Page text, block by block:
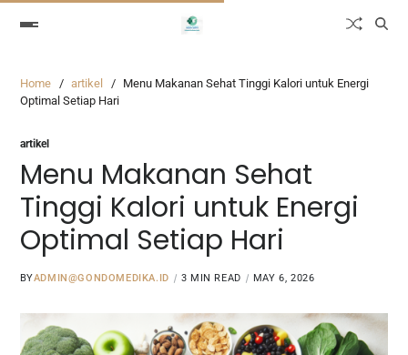
Home artikel
Menu Makanan Sehat Tinggi Kalori untuk Energi
Optimal Setiap Hari
artikel
Menu Makanan Sehat
Tinggi Kalori untuk Energi
Optimal Setiap Hari
BYADMIN@GONDOMEDIKA.ID 3 MIN READ MAY 6, 2026